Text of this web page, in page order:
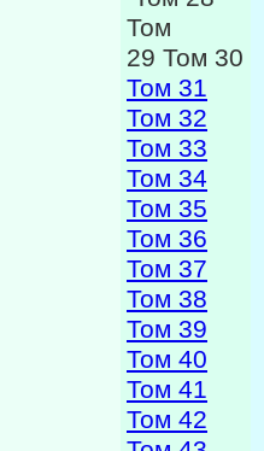
Том
29 Том 30
Том 31
Том 32
Том 33
Том 34
Том 35
Том 36
Том 37
Том 38
Том 39
Том 40
Том 41
Том 42